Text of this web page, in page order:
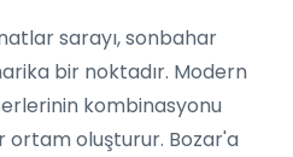
sarayı, sonbahar
bir noktadır. Modern
kombinasyonu
oluşturur. Bozar'a